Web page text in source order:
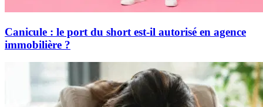
Canicule : le port du short est-il autorisé en agence
immobilière ?